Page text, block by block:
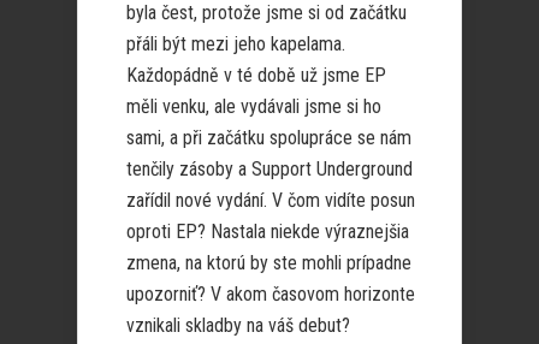
byla čest, protože jsme si od začátku
přáli být mezi jeho kapelama.
Každopádně v té době už jsme EP
měli venku, ale vydávali jsme si ho
sami, a při začátku spolupráce se nám
tenčily zásoby a Support Underground
zařídil nové vydání. V čom vidíte posun
oproti EP? Nastala niekde výraznejšia
zmena, na ktorú by ste mohli prípadne
upozorniť? V akom časovom horizonte
vznikali skladby na váš debut?